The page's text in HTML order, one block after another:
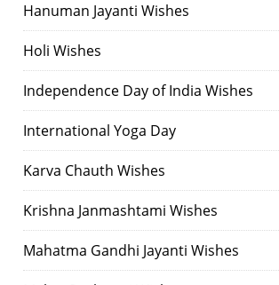
Hanuman Jayanti Wishes
Holi Wishes
Independence Day of India Wishes
International Yoga Day
Karva Chauth Wishes
Krishna Janmashtami Wishes
Mahatma Gandhi Jayanti Wishes